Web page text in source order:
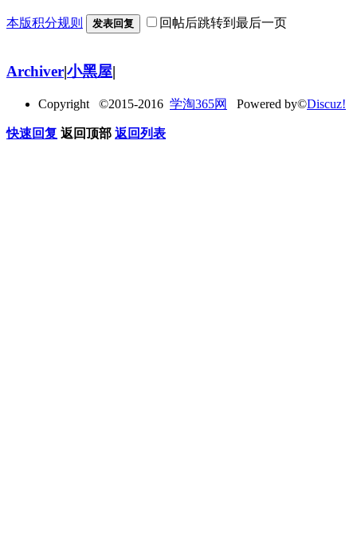
本版积分规则 发表回复 回帖后跳转到最后一页
Archiver|小黑屋|
Copyright ©2015-2016 学淘365网 Powered by©Discuz!
快速回复 返回顶部 返回列表